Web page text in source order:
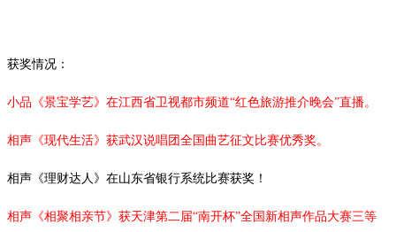
获奖情况：
小品《景宝学艺》在江西省卫视都市频道“红色旅游推介晚会”直播。
相声《现代生活》获武汉说唱团全国曲艺征文比赛优秀奖。
相声《理财达人》在山东省银行系统比赛获奖！
相声《相聚相亲节》获天津第二届“南开杯”全国新相声作品大赛三等